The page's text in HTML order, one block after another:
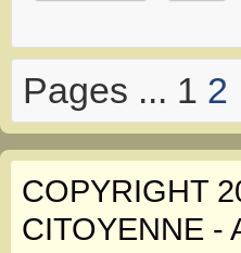
Pages ... 1 2
COPYRIGHT
CITOYENNE -